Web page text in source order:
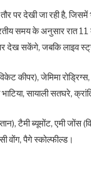
पर देखी जा रही है,
समय के अनुसार रात
देख सकेंगे, जबकि लाइव
कीपर), जेमिमा रोड्रिग्स,
सायाली सतघरे,
टैमी ब्यूमोंट, एमी जोंस
वोंग, पैगे स्कोल्फील्ड।